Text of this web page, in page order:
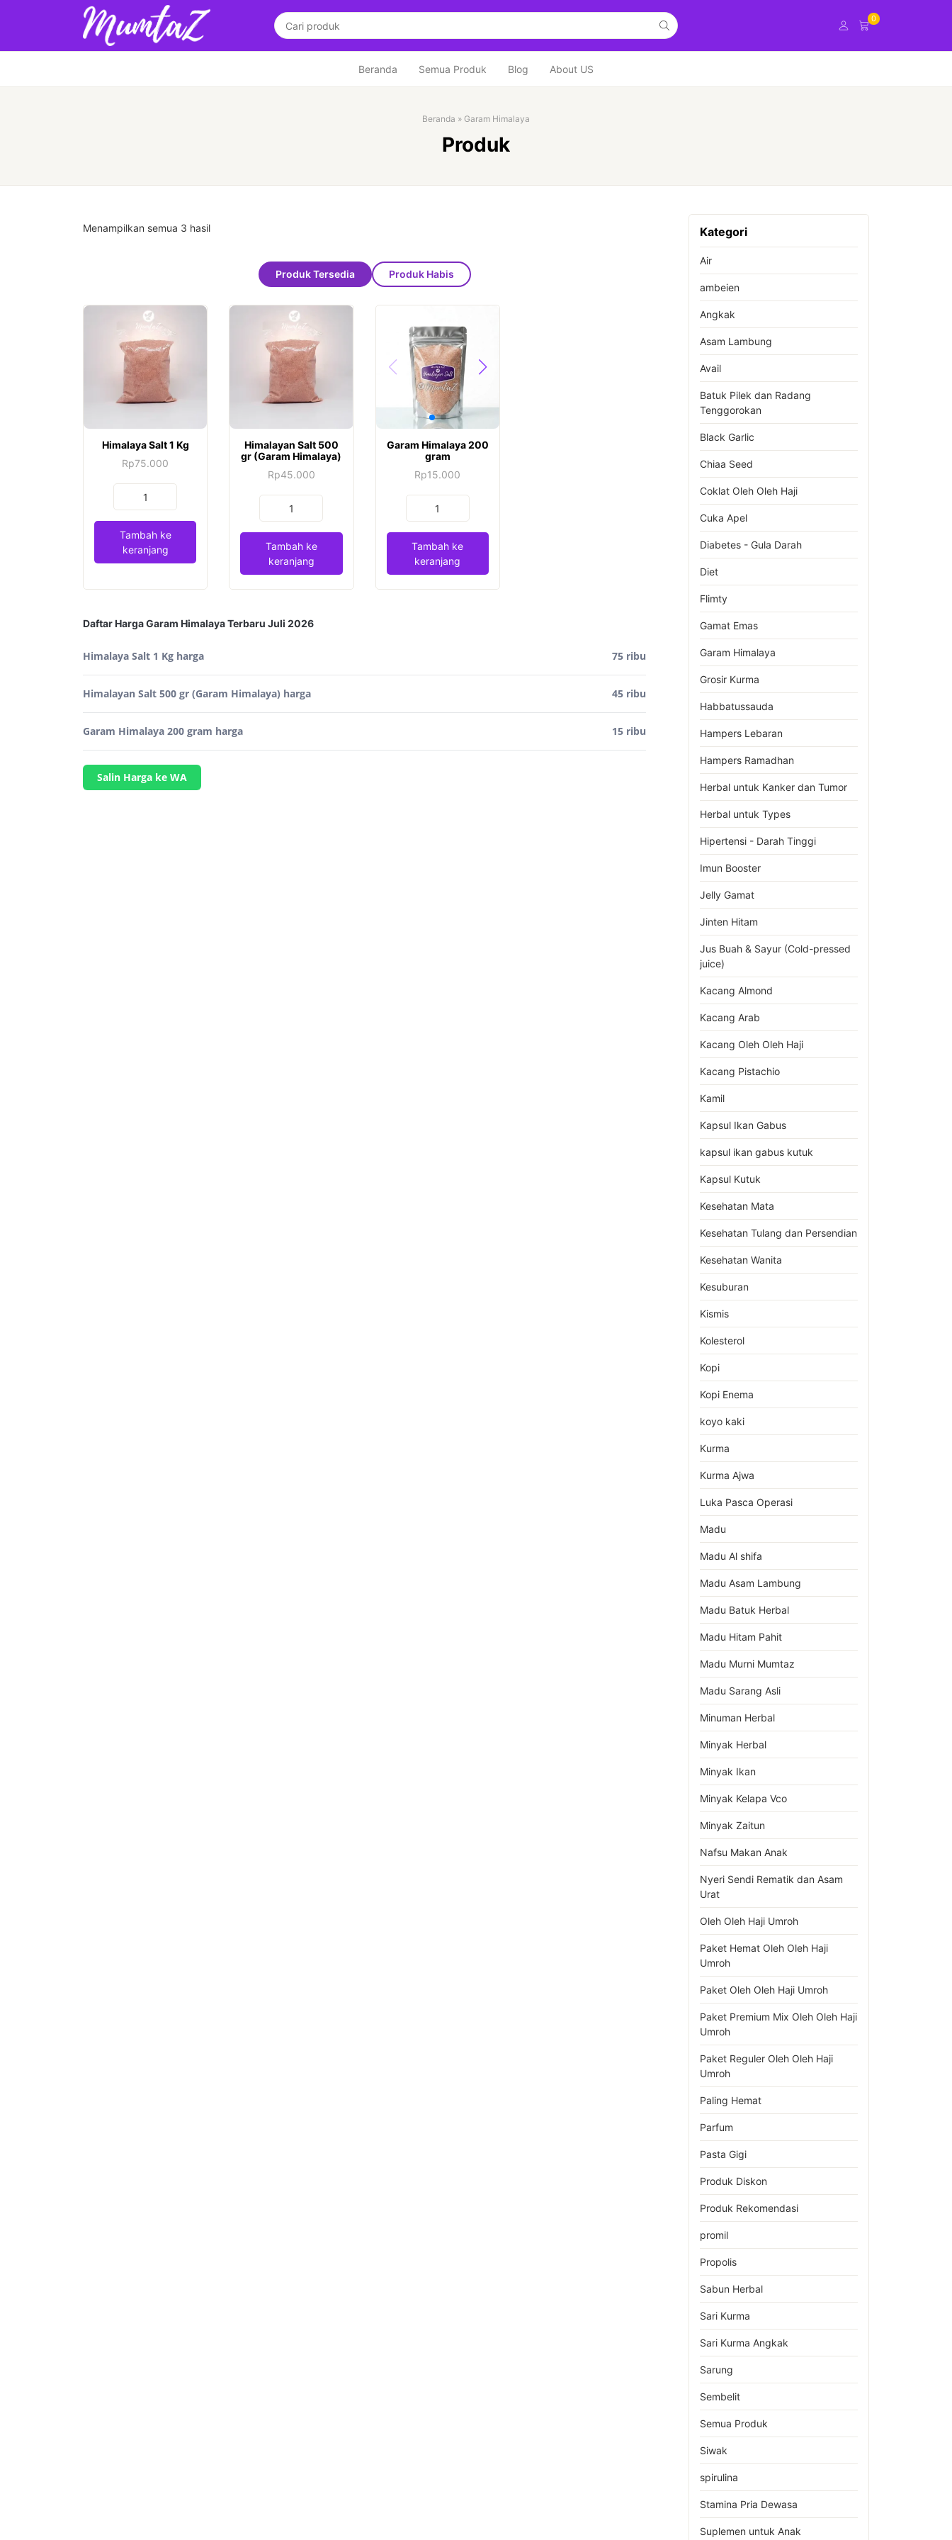
0
Beranda Semua Produk Blog About US
Beranda » Garam Himalaya
Produk
Menampilkan semua 3 hasil
Produk Tersedia Produk Habis
Himalaya Salt 1 Kg
Rp75.000
Kuantitas
Himalaya
Salt
Tambah ke
keranjang
Himalayan Salt 500
gr (Garam Himalaya)
Rp45.000
Kuantitas
Himalayan
Salt
500
(Garam
Tambah ke
keranjang
Garam Himalaya 200
gram
Rp15.000
Kuantitas
Garam
Himalaya
200
Tambah ke
keranjang
Daftar Harga Garam Himalaya Terbaru Juli 2026
Himalaya Salt 1 Kg harga 75 ribu
Himalayan Salt 500 gr (Garam Himalaya) harga 45 ribu
Garam Himalaya 200 gram harga 15 ribu
Salin Harga ke WA
Kategori
Air
ambeien
Angkak
Asam Lambung
Avail
Batuk Pilek dan Radang
Tenggorokan
Black Garlic
Chiaa Seed
Coklat Oleh Oleh Haji
Cuka Apel
Diabetes - Gula Darah
Diet
Flimty
Gamat Emas
Garam Himalaya
Grosir Kurma
Habbatussauda
Hampers Lebaran
Hampers Ramadhan
Herbal untuk Kanker dan Tumor
Herbal untuk Types
Hipertensi - Darah Tinggi
Imun Booster
Jelly Gamat
Jinten Hitam
Jus Buah & Sayur (Cold-pressed
juice)
Kacang Almond
Kacang Arab
Kacang Oleh Oleh Haji
Kacang Pistachio
Kamil
Kapsul Ikan Gabus
kapsul ikan gabus kutuk
Kapsul Kutuk
Kesehatan Mata
Kesehatan Tulang dan Persendian
Kesehatan Wanita
Kesuburan
Kismis
Kolesterol
Kopi
Kopi Enema
koyo kaki
Kurma
Kurma Ajwa
Luka Pasca Operasi
Madu
Madu Al shifa
Madu Asam Lambung
Madu Batuk Herbal
Madu Hitam Pahit
Madu Murni Mumtaz
Madu Sarang Asli
Minuman Herbal
Minyak Herbal
Minyak Ikan
Minyak Kelapa Vco
Minyak Zaitun
Nafsu Makan Anak
Nyeri Sendi Rematik dan Asam
Urat
Oleh Oleh Haji Umroh
Paket Hemat Oleh Oleh Haji
Umroh
Paket Oleh Oleh Haji Umroh
Paket Premium Mix Oleh Oleh Haji
Umroh
Paket Reguler Oleh Oleh Haji
Umroh
Paling Hemat
Parfum
Pasta Gigi
Produk Diskon
Produk Rekomendasi
promil
Propolis
Sabun Herbal
Sari Kurma
Sari Kurma Angkak
Sarung
Sembelit
Semua Produk
Siwak
spirulina
Stamina Pria Dewasa
Suplemen untuk Anak